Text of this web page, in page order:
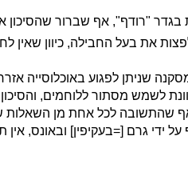
"רודף", אף שברור שהסיכון
את בעל החבילה, כיוון שאין
שניתן לפגוע באוכלוסייה
לשמש מסתור ללוחמים,
שהתשובה לכל אחת מן השאלות
גרם [=בעקיפין] ובאונס, אין